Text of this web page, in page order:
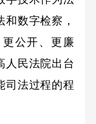
数字检察，
公开、更廉
人民法院出台
司法过程的程